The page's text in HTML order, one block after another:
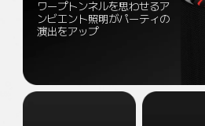
ワープトンネルを思わせるア
ンビエント照明がパーティの
演出をアップ